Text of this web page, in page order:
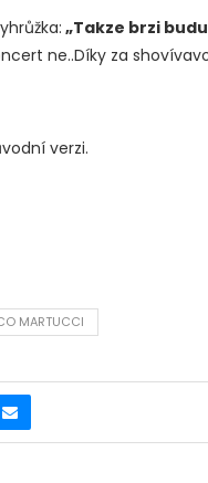
„Takze brzi
ne..Díky za
verzi.
MARTUCCI